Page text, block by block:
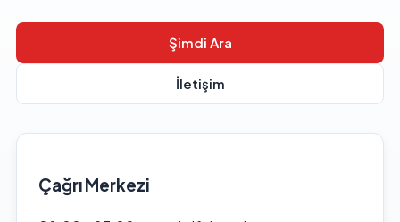
Şimdi Ara
İletişim
Çağrı Merkezi